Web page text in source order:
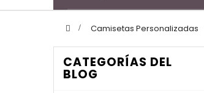
> Camisetas Personalizadas
CATEGORÍAS DEL
BLOG